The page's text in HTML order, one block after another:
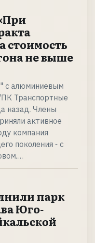
стоимость
не выше
с алюминиевым
Транспортные
назад. Члены
активное
компания
поколения - с
парк
Юго-